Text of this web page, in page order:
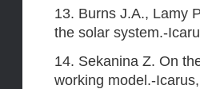
13. Burns J.A., Lamy
the solar system.-
14. Sekanina Z. On
working model.-